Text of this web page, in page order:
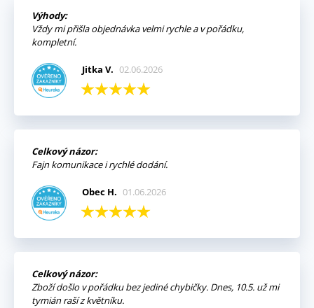
Výhody:
Vždy mi přišla objednávka velmi rychle a v pořádku,
kompletní.
Jitka V. 02.06.2026
Celkový názor:
Fajn komunikace i rychlé dodání.
Obec H. 01.06.2026
Celkový názor:
Zboží došlo v pořádku bez jediné chybičky. Dnes, 10.5. už mi
tymián raší z květníku.